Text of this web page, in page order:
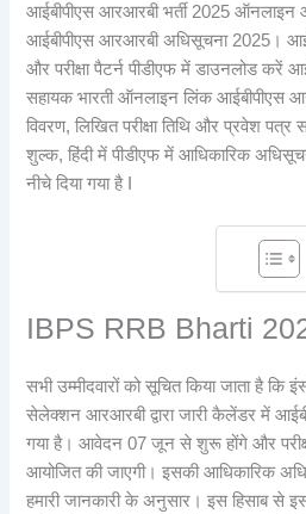
आईबीपीएस आरआरबी भर्ती 2025
आईबीपीएस आरआरबी अधिसूचना 2025।
और परीक्षा पैटर्न पीडीएफ में डाउनलोड करें
सहायक भारती ऑनलाइन लिंक आईबीपीएस
विवरण, लिखित परीक्षा तिथि और प्रवेश पत्र
शुल्क, हिंदी में पीडीएफ में आधिकारिक
नीचे दिया गया है I
IBPS RRB Bharti
सभी उम्मीदवारों को सूचित किया जाता है
सेलेक्शन आरआरबी द्वारा जारी कैलेंडर में
गया है। आवेदन 07 जून से शुरू होंगे और
आयोजित की जाएगी। इसकी आधिकारिक
हमारी जानकारी के अनुसार। इस हिसाब से